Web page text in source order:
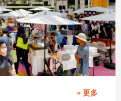
» 更多